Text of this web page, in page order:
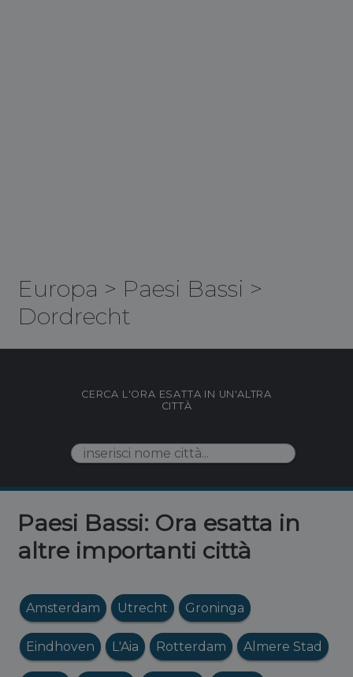
Europa > Paesi Bassi >
Dordrecht
CERCA L'ORA ESATTA IN UN'ALTRA
CITTÀ
Paesi Bassi: Ora esatta in
altre importanti città
Amsterdam Utrecht Groninga
Eindhoven L'Aia Rotterdam Almere Stad